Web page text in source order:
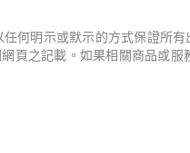
任何明示或默示的方式保證所
頁之記載。如果相關商品或